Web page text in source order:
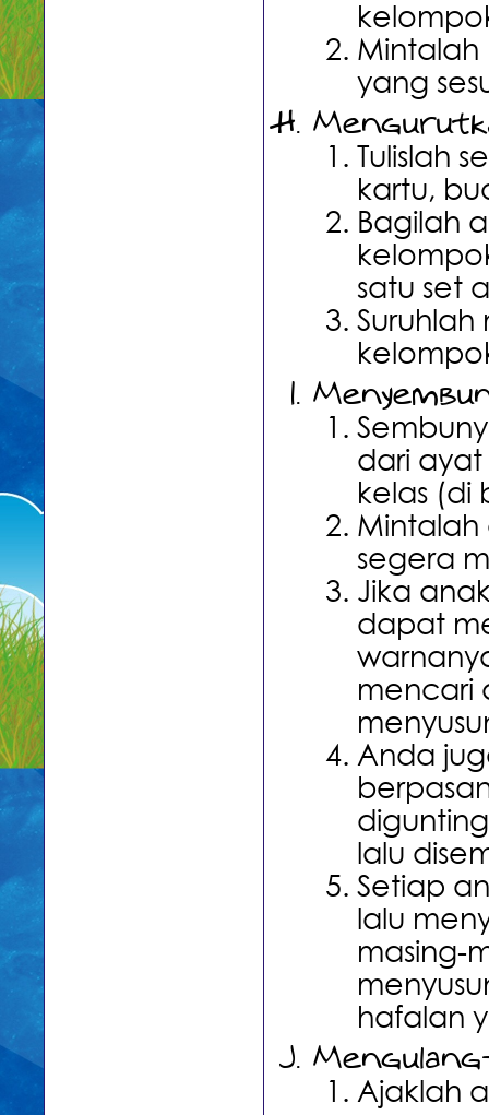
Mintalah
yang
Tulislah
kartu,
Bagilah
satu set
dari
kelas (di
segera
Jika
dapat
mencari
Anda
lalu
Setiap
lalu
masing-
hafalan
Ajaklah